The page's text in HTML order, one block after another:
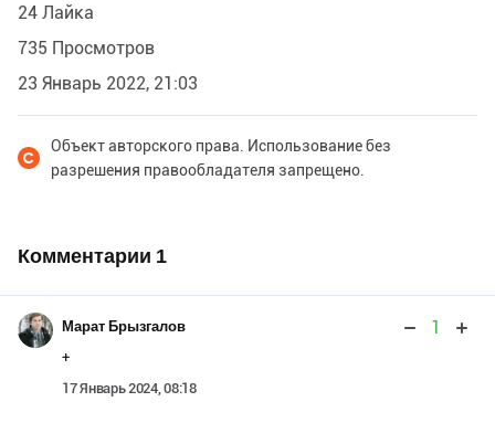
24 Лайка
735 Просмотров
23 Январь 2022, 21:03
Объект авторского права. Использование без
разрешения правообладателя запрещено.
Комментарии 1
Марат Брызгалов 1
+
17 Январь 2024, 08:18